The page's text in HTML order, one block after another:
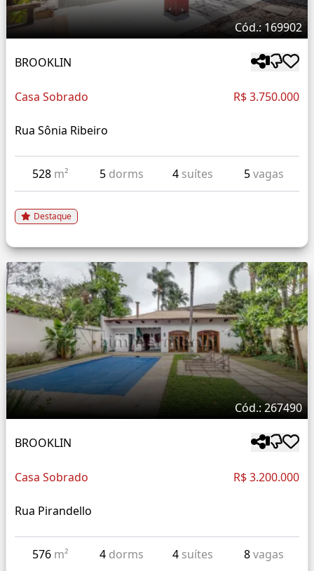
Cód.: 169902
BROOKLIN
Casa Sobrado R$ 3.750.000
Rua Sônia Ribeiro
528 m² 5 dorms 4 suítes 5vagas
Destaque
Cód.: 267490
BROOKLIN
Casa Sobrado R$ 3.200.000
Rua Pirandello
576 m² 4 dorms 4 suítes 8vagas